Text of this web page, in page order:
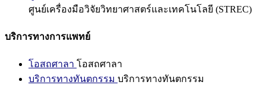
ศูนย์เครื่องมือวิจัยวิทยาศาสตร์และเทคโนโลยี (STREC)
บริการทางการแพทย์
โอสถศาลา โอสถศาลา
บริการทางทันตกรรม บริการทางทันตกรรม